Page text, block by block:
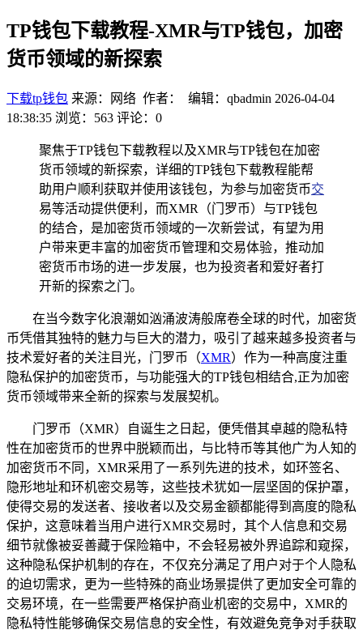
TP钱包下载教程-XMR与TP钱包，加密
货币领域的新探索
下载tp钱包 来源：网络 作者： 编辑：qbadmin 2026-04-04
18:38:35 浏览：563 评论：0
聚焦于TP钱包下载教程以及XMR与TP钱包在加密
货币领域的新探索，详细的TP钱包下载教程能帮
助用户顺利获取并使用该钱包，为参与加密货币交
易等活动提供便利，而XMR（门罗币）与TP钱包
的结合，是加密货币领域的一次新尝试，有望为用
户带来更丰富的加密货币管理和交易体验，推动加
密货币市场的进一步发展，也为投资者和爱好者打
开新的探索之门。
在当今数字化浪潮如汹涌波涛般席卷全球的时代，加密货
币凭借其独特的魅力与巨大的潜力，吸引了越来越多投资者与
技术爱好者的关注目光，门罗币（XMR）作为一种高度注重
隐私保护的加密货币，与功能强大的TP钱包相结合,正为加密
货币领域带来全新的探索与发展契机。
门罗币（XMR）自诞生之日起，便凭借其卓越的隐私特
性在加密货币的世界中脱颖而出，与比特币等其他广为人知的
加密货币不同，XMR采用了一系列先进的技术，如环签名、
隐形地址和环机密交易等，这些技术犹如一层坚固的保护罩，
使得交易的发送者、接收者以及交易金额都能得到高度的隐私
保护，这意味着当用户进行XMR交易时，其个人信息和交易
细节就像被妥善藏于保险箱中，不会轻易被外界追踪和窥探，
这种隐私保护机制的存在，不仅充分满足了用户对于个人隐私
的迫切需求，更为一些特殊的商业场景提供了更加安全可靠的
交易环境，在一些需要严格保护商业机密的交易中，XMR的
隐私特性能够确保交易信息的安全性，有效避免竞争对手获取